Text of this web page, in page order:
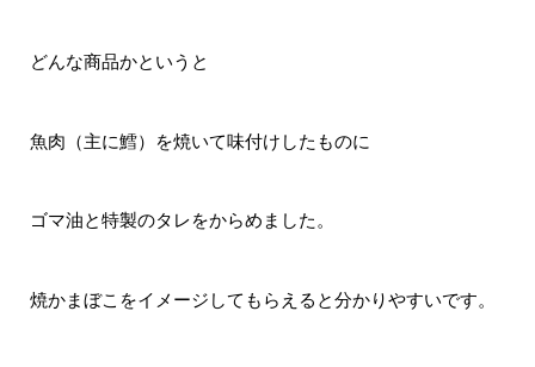
どんな商品かというと
魚肉（主に鱈）を焼いて味付けしたものに
ゴマ油と特製のタレをからめました。
焼かまぼこをイメージしてもらえると分かりやすいです。